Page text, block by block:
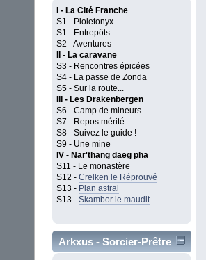
I - La Cité Franche
S1 - Pioletonyx
S1 - Entrepôts
S2 - Aventures
II - La caravane
S3 - Rencontres épicées
S4 - La passe de Zonda
S5 - Sur la route...
III - Les Drakenbergen
S6 - Camp de mineurs
S7 - Repos mérité
S8 - Suivez le guide !
S9 - Une mine
IV - Nar'thang daeg pha
S11 - Le monastère
S12 -Crelken le Réprouvé
S13 - Plan astral
S13 -Skambor le maudit
...
Arkxus - Sorcier-Prêtre